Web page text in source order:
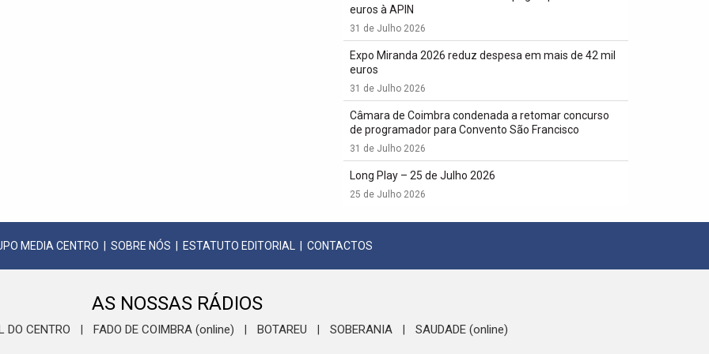
euros à APIN
31 de Julho 2026
Expo Miranda 2026 reduz despesa em mais de 42 mil
euros
31 de Julho 2026
Câmara de Coimbra condenada a retomar concurso
de programador para Convento São Francisco
31 de Julho 2026
Long Play – 25 de Julho 2026
25 de Julho 2026
MEDIA CENTRO SOBRE NÓS ESTATUTO EDITORIAL CONTACTOS
AS NOSSAS RÁDIOS
DO CENTRO FADO DE COIMBRA (online) BOTAREU SOBERANIA SAUDADE (online)